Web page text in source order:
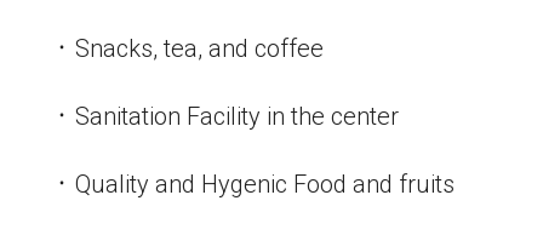
᛫ Snacks, tea, and coffee
᛫ Sanitation Facility in the center
᛫ Quality and Hygenic Food and fruits